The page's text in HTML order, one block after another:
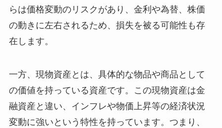
らは価格変動のリスクがあり、金利や為替、株価
の動きに左右されるため、損失を被る可能性も存
在します。
一方、現物資産とは、具体的な物品や商品として
の価値を持っている資産です。この現物資産は金
融資産と違い、インフレや物価上昇等の経済状況
変動に強いという特性を持っています。つまり、